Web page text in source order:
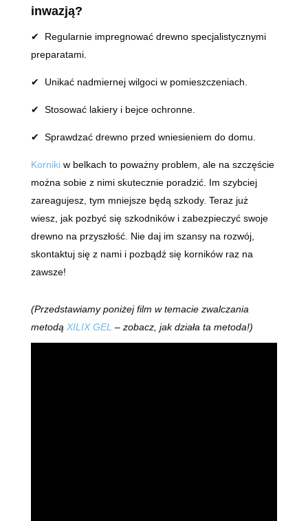
inwazją?
✔ Regularnie impregnować drewno specjalistycznymi
preparatami.
✔ Unikać nadmiernej wilgoci w pomieszczeniach.
✔ Stosować lakiery i bejce ochronne.
✔ Sprawdzać drewno przed wniesieniem do domu.
Kornikiw belkach to poważny problem, ale na szczęście
można sobie z nimi skutecznie poradzić. Im szybciej
zareagujesz, tym mniejsze będą szkody. Teraz już
wiesz, jak pozbyć się szkodników i zabezpieczyć swoje
drewno na przyszłość. Nie daj im szansy na rozwój,
skontaktuj się z nami i pozbądź się korników raz na
zawsze!
(Przedstawiamy poniżej film w temacie zwalczania
metodą XILIX GEL – zobacz, jak działa ta metoda!)